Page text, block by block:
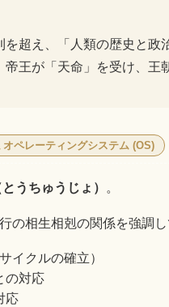
超え、「人類の歴史と
王が「天命」を受け、王
オペレーティングシステム (OS)
うちゅうじょ） 。
の相生相剋の関係を強調
イクルの確立）
の対応
応